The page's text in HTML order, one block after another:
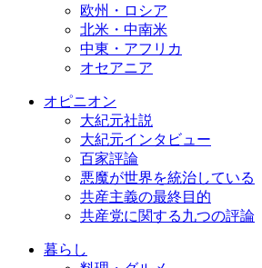
欧州・ロシア
北米・中南米
中東・アフリカ
オセアニア
オピニオン
大紀元社説
大紀元インタビュー
百家評論
悪魔が世界を統治している
共産主義の最終目的
共産党に関する九つの評論
暮らし